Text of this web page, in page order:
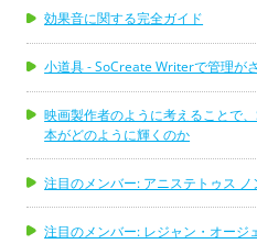
効果音に関する完全ガイド
小道具 - SoCreate Writerで管理が
映画製作者のように考えることで
本がどのように輝くのか
注目のメンバー: アニステトゥス ノ
注目のメンバー: レジャン・オージ